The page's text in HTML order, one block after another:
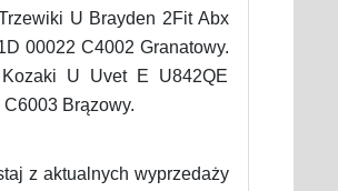
U Brayden 2Fit Abx
00022 C4002 Granatowy.
U Uvet E U842QE
Brązowy.
z aktualnych wyprzedaży